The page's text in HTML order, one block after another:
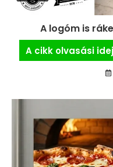
A logóm is